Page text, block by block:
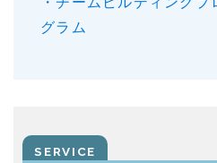
グラム